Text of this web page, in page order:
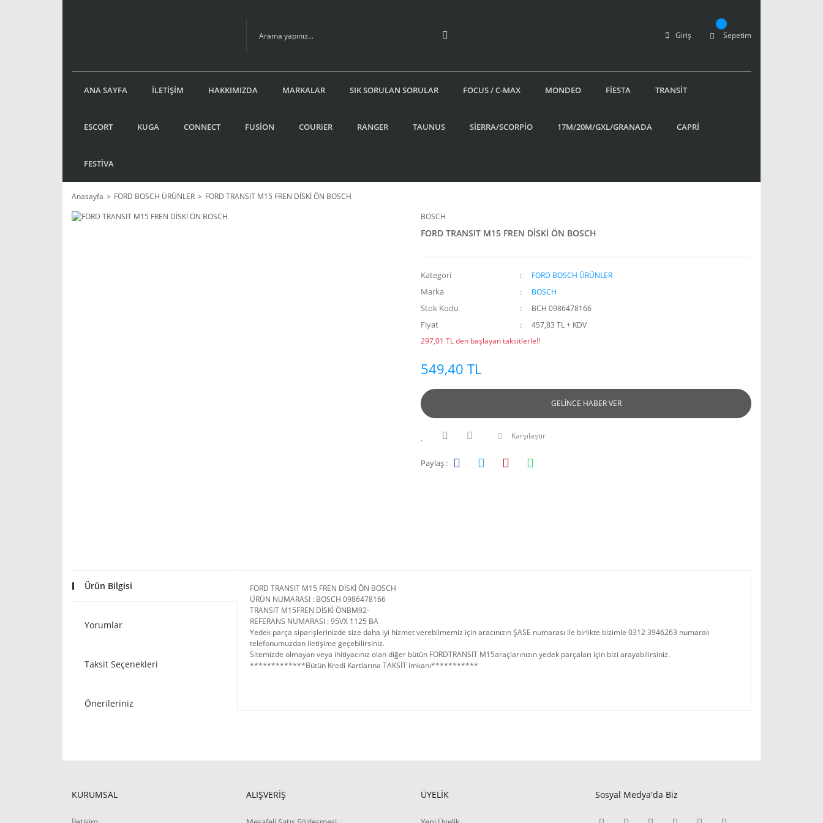
Giriş Sepetim
ANA SAYFA İLETİŞİM HAKKIMIZDA MARKALAR SIK SORULAN SORULAR FOCUS / C-MAX MONDEO FİESTA TRANSİT
ESCORT KUGA CONNECT FUSİON COURiER RANGER TAUNUS SİERRA/SCORPİO 17M/20M/GXL/GRANADA CAPRİ
FESTİVA
Anasayfa FORD BOSCH ÜRÜNLER
FORD TRANSIT M15 FREN DİSKİ ÖN BOSCH
BOSCH
FORD TRANSIT M15 FREN DİSKİ ÖN BOSCH
Kategori FORD BOSCH ÜRÜNLER
Marka BOSCH
Stok Kodu BCH 0986478166
Fiyat
457,83 TL + KDV
297,01 TL den başlayan taksitlerle!!
549,40 TL
GELİNCE HABER VER
Karşılaştır
Paylaş :
Ürün Bilgisi
Yorumlar
Taksit Seçenekleri
Önerileriniz
FORD TRANSIT M15 FREN DİSKİ ÖN BOSCH
ÜRÜN NUMARASI : BOSCH 0986478166
TRANSIT M15FREN DİSKİ ÖNBM92-
REFERANS NUMARASI : 95VX 1125 BA
Yedek parça siparişlerinizde size daha iyi hizmet verebilmemiz için aracınızın ŞASE numarası ile birlikte bizimle 0312 3946263 numaralı
telefonumuzdan iletişime geçebilirsiniz.
Sitemizde olmayan veya ihitiyacınız olan diğer bütün FORDTRANSIT M15araçlarınızın yedek parçaları için bizi arayabilirsiniz.
*************Bütün Kredi Kartlarına TAKSİT imkanı***********
KURUMSAL ALIŞVERİŞ ÜYELİK Sosyal Medya'da Biz